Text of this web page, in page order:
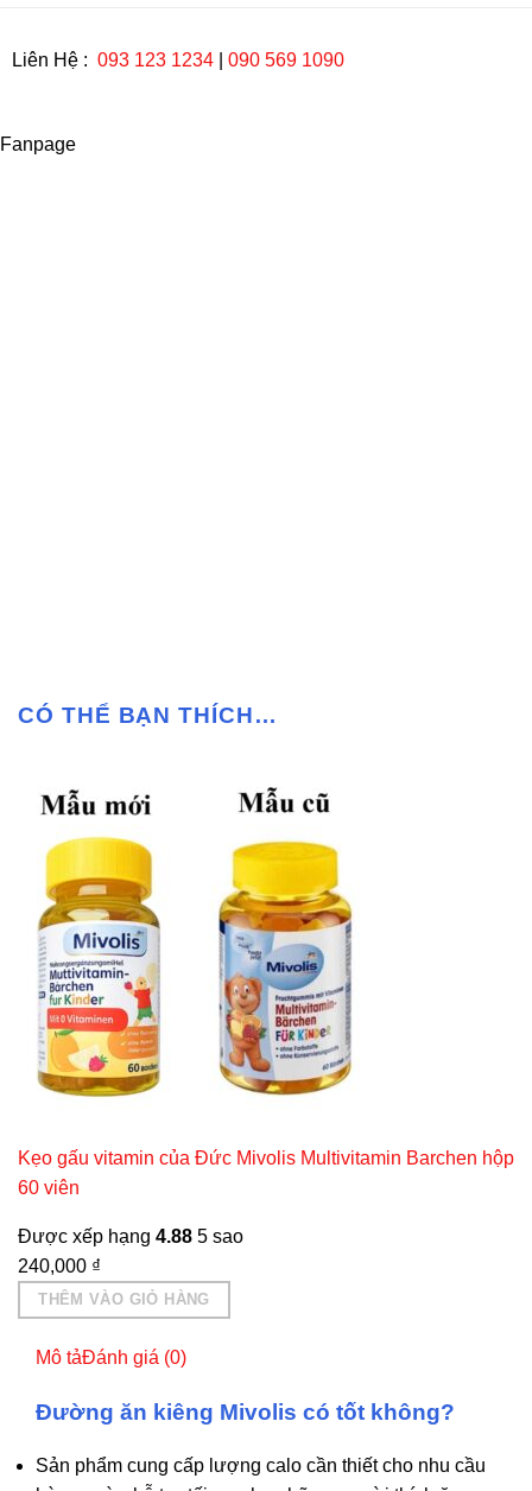
Liên Hệ : 093 123 1234 090 569 1090
Fanpage
CÓ THỂ BẠN THÍCH…
Kẹo gấu vitamin của Đức Mivolis Multivitamin Barchen hộp
60 viên
Được xếp hạng 4.885 sao
240,000 ₫
THÊM VÀO GIỎ HÀNG
Mô tảĐánh giá (0)
Đường ăn kiêng Mivolis có tốt không?
Sản phẩm cung cấp lượng calo cần thiết cho nhu cầu